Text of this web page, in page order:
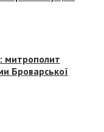
митрополит
Броварської